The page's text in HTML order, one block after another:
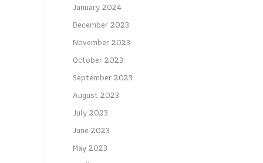
January 2024
December 2023
November 2023
October 2023
September 2023
August 2023
July 2023
June 2023
May 2023